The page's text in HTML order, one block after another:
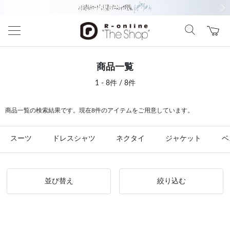
商品一覧
1 - 8件 / 8件
商品一覧の検索結果です。現在8件のアイテムをご用意しています。
スーツ ドレスシャツ ネクタイ ジャケット
並び替え 絞り込む